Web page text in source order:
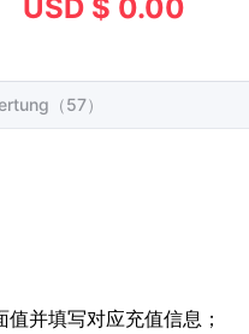
USD $ 0.00
（57）
并填写对应充值信息；